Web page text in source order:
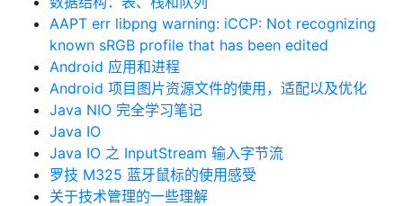
AAPT err libpng warning: iCCP: Not recognizing
known sRGB profile that has been edited
Android 应用和进程
Android 项目图片资源文件的使用，适配以及优化
Java NIO 完全学习笔记
Java IO
Java IO 之 InputStream 输入字节流
罗技 M325 蓝牙鼠标的使用感受
关于技术管理的一些理解